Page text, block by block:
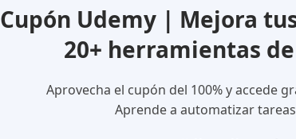
Cupón Udemy | Mejora
20+ herramientas
Aprovecha el cupón del 100% y accede
Aprende a automatizar